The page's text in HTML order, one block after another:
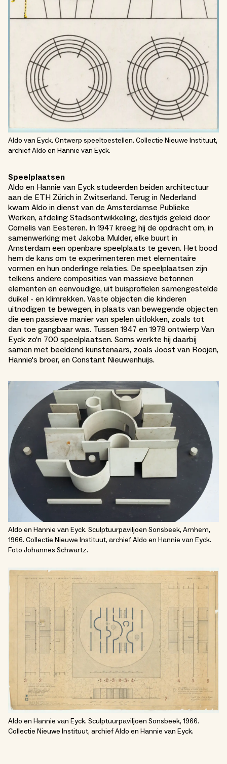
Aldo van Eyck. Ontwerp speeltoestellen. Collectie Nieuwe Instituut,
archief Aldo en Hannie van Eyck.
Speelplaatsen
Aldo en Hannie van Eyck studeerden beiden architectuur
aan de ETH Zürich in Zwitserland. Terug in Nederland
kwam Aldo in dienst van de Amsterdamse Publieke
Werken, afdeling Stadsontwikkeling, destijds geleid door
Cornelis van Eesteren. In 1947 kreeg hij de opdracht om, in
samenwerking met Jakoba Mulder, elke buurt in
Amsterdam een openbare speelplaats te geven. Het bood
hem de kans om te experimenteren met elementaire
vormen en hun onderlinge relaties. De speelplaatsen zijn
telkens andere composities van massieve betonnen
elementen en eenvoudige, uit buisprofielen samengestelde
duikel - en klimrekken. Vaste objecten die kinderen
uitnodigen te bewegen, in plaats van bewegende objecten
die een passieve manier van spelen uitlokken, zoals tot
dan toe gangbaar was. Tussen 1947 en 1978 ontwierp Van
Eyck zo'n 700 speelplaatsen. Soms werkte hij daarbij
samen met beeldend kunstenaars, zoals Joost van Roojen,
Hannie's broer, en Constant Nieuwenhuijs.
Aldo en Hannie van Eyck. Sculptuurpaviljoen Sonsbeek, Arnhem,
1966. Collectie Nieuwe Instituut, archief Aldo en Hannie van Eyck.
Foto Johannes Schwartz.
Aldo en Hannie van Eyck. Sculptuurpaviljoen Sonsbeek, 1966.
Collectie Nieuwe Instituut, archief Aldo en Hannie van Eyck.